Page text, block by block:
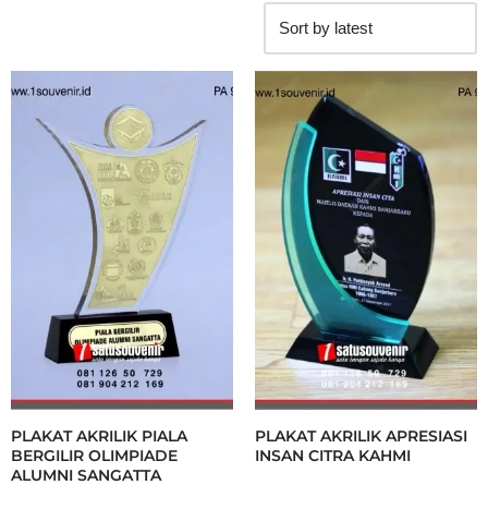
PLAKAT AKRILIK PIALA
BERGILIR OLIMPIADE
ALUMNI SANGATTA
PLAKAT AKRILIK APRESIASI
INSAN CITRA KAHMI